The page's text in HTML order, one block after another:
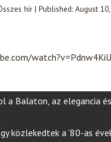
hír|Published:August
a Balaton, az elegancia
közlekedtek a ’80-as